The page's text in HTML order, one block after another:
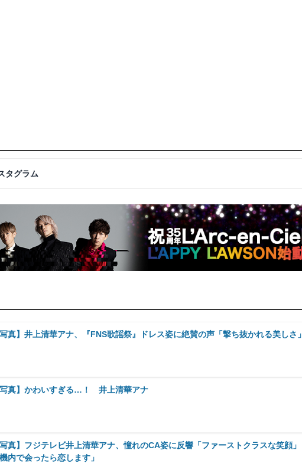
タグラム
写真】井上清華アナ、『FNS歌謡祭』ドレス姿に絶賛の声「撃ち抜かれる美しさ」
写真】かわいすぎる…！ 井上清華アナ
写真】フジテレビ井上清華アナ、憧れのCA姿に反響「ファーストクラスな笑顔」
機内で会ったら恋します」